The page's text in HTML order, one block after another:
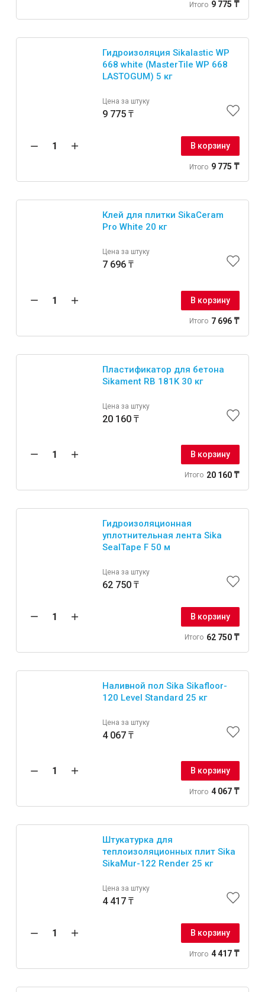
Итого 9 775 ₸
Гидроизоляция Sikalastic WP
668 white (MasterTile WP 668
LASTOGUM) 5 кг
Цена за штуку
9 775 ₸
В корзину
Итого 9 775 ₸
Клей для плитки SikaCeram
Pro White 20 кг
Цена за штуку
7 696 ₸
В корзину
Итого 7 696 ₸
Пластификатор для бетона
Sikament RB 181K 30 кг
Цена за штуку
20 160 ₸
В корзину
Итого 20 160 ₸
Гидроизоляционная
уплотнительная лента Sika
SealTape F 50 м
Цена за штуку
62 750 ₸
В корзину
Итого 62 750 ₸
Наливной пол Sika Sikafloor-
120 Level Standard 25 кг
Цена за штуку
4 067 ₸
В корзину
Итого 4 067 ₸
Штукатурка для
теплоизоляционных плит Sika
SikaMur-122 Render 25 кг
Цена за штуку
4 417 ₸
В корзину
Итого 4 417 ₸